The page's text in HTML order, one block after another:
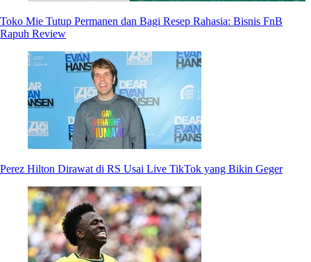
Toko Mie Tutup Permanen dan Bagi Resep Rahasia: Bisnis FnB
Rapuh Review
Perez Hilton Dirawat di RS Usai Live TikTok yang Bikin Geger